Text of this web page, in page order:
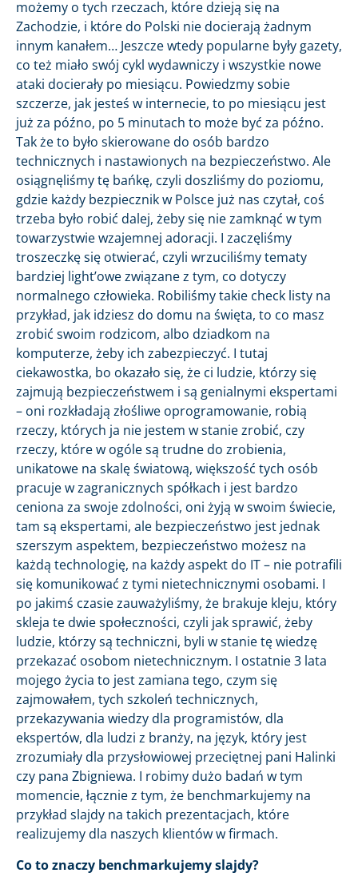
możemy o tych rzeczach, które dzieją się na
Zachodzie, i które do Polski nie docierają żadnym
innym kanałem… Jeszcze wtedy popularne były gazety,
co też miało swój cykl wydawniczy i wszystkie nowe
ataki docierały po miesiącu. Powiedzmy sobie
szczerze, jak jesteś w internecie, to po miesiącu jest
już za późno, po 5 minutach to może być za późno.
Tak że to było skierowane do osób bardzo
technicznych i nastawionych na bezpieczeństwo. Ale
osiągnęliśmy tę bańkę, czyli doszliśmy do poziomu,
gdzie każdy bezpiecznik w Polsce już nas czytał, coś
trzeba było robić dalej, żeby się nie zamknąć w tym
towarzystwie wzajemnej adoracji. I zaczęliśmy
troszeczkę się otwierać, czyli wrzuciliśmy tematy
bardziej light’owe związane z tym, co dotyczy
normalnego człowieka. Robiliśmy takie check listy na
przykład, jak idziesz do domu na święta, to co masz
zrobić swoim rodzicom, albo dziadkom na
komputerze, żeby ich zabezpieczyć. I tutaj
ciekawostka, bo okazało się, że ci ludzie, którzy się
zajmują bezpieczeństwem i są genialnymi ekspertami
– oni rozkładają złośliwe oprogramowanie, robią
rzeczy, których ja nie jestem w stanie zrobić, czy
rzeczy, które w ogóle są trudne do zrobienia,
unikatowe na skalę światową, większość tych osób
pracuje w zagranicznych spółkach i jest bardzo
ceniona za swoje zdolności, oni żyją w swoim świecie,
tam są ekspertami, ale bezpieczeństwo jest jednak
szerszym aspektem, bezpieczeństwo możesz na
każdą technologię, na każdy aspekt do IT – nie potrafili
się komunikować z tymi nietechnicznymi osobami. I
po jakimś czasie zauważyliśmy, że brakuje kleju, który
skleja te dwie społeczności, czyli jak sprawić, żeby
ludzie, którzy są techniczni, byli w stanie tę wiedzę
przekazać osobom nietechnicznym. I ostatnie 3 lata
mojego życia to jest zamiana tego, czym się
zajmowałem, tych szkoleń technicznych,
przekazywania wiedzy dla programistów, dla
ekspertów, dla ludzi z branży, na język, który jest
zrozumiały dla przysłowiowej przeciętnej pani Halinki
czy pana Zbigniewa. I robimy dużo badań w tym
momencie, łącznie z tym, że benchmarkujemy na
przykład slajdy na takich prezentacjach, które
realizujemy dla naszych klientów w firmach.
Co to znaczy benchmarkujemy slajdy?